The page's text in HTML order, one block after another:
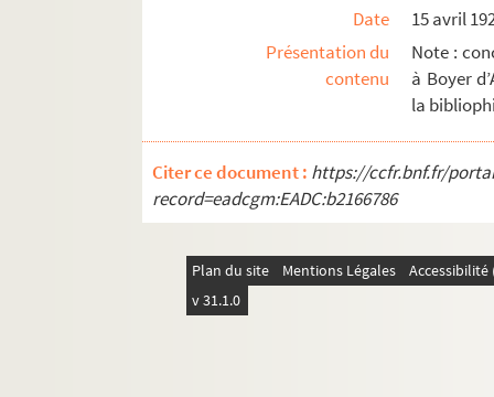
Date
15 avril
Présentation du
contenu
Note :
à Boyer
la
Citer ce document : https://ccfr.bnf.fr/
record=eadcgm:EADC:b2166786
Plan du site Mentions Légales
v 31.1.0